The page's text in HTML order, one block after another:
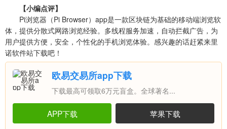
【小编点评】
Pi浏览器（Pi Browser）app是一款区块链为基础的移动端浏览软
体，提供分散式网路浏览经验。多线程服务加速，自动拦截广告，为
用户提供方便，安全，个性化的手机浏览体验。感兴趣的话赶紧来里
诺软件站下载吧！
欧易交易所app下载
下载最高可领取6万元盲盒。全球著名...
APP下载 苹果下载